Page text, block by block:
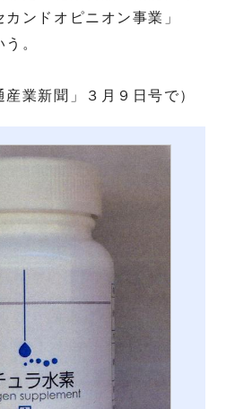
ンドオピニオン事業」
。
産業新聞」３月９日号で）